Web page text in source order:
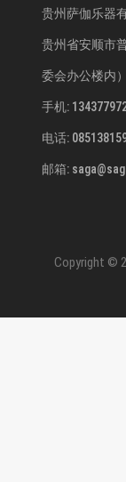
贵州萨伽乐器
贵州省安顺市
委会办公楼内）
手机:
电话:
邮箱:
Copyright ©